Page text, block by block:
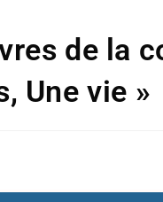
de la
Une vie »